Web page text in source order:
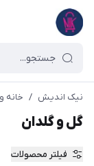
نیک اندیش / خانه
گل و گلدان
فیلتر محصولات